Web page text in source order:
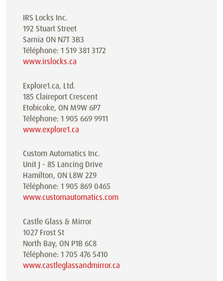
IRS Locks Inc.
192 Stuart Street
Sarnia ON N7T 3B3
Téléphone: 1 519 381 3172
www.irslocks.ca
Explore1.ca, Ltd.
185 Claireport Crescent
Etobicoke, ON M9W 6P7
Téléphone: 1 905 669 9911
www.explore1.ca
Custom Automatics Inc.
Unit J - 85 Lancing Drive
Hamilton, ON L8W 2Z9
Téléphone: 1 905 869 0465
www.customautomatics.com
Castle Glass & Mirror
1027 Frost St
North Bay, ON P1B 6C8
Téléphone: 1 705 476 5410
www.castleglassandmirror.ca